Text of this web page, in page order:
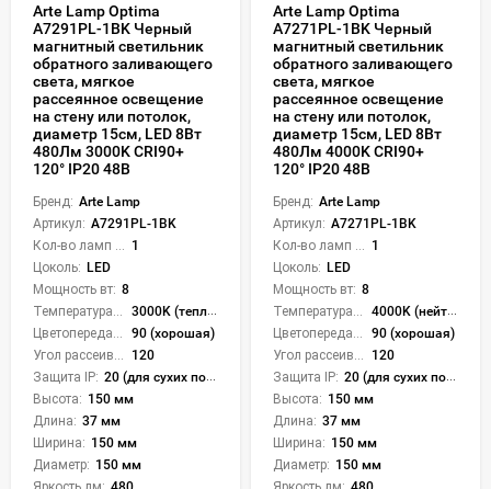
Arte Lamp Optima
A7291PL-1BK Черный
магнитный светильник
обратного заливающего
света, мягкое
рассеянное освещение
на стену или потолок,
диаметр 15см, LED 8Вт
480Лм 3000K CRI90+
120° IP20 48В
Бренд: Arte Lamp
Артикул: A7291PL-1BK
1
Цоколь: LED
Мощность вт: 8
3000K (теплый)
90 (хорошая)
120
Защита IP: 20 (для сухих пом.)
Высота: 150 мм
Длина: 37 мм
Ширина: 150 мм
Диаметр: 150 мм
Arte Lamp Optima
A7271PL-1BK Черный
магнитный светильник
обратного заливающего
света, мягкое
рассеянное освещение
на стену или потолок,
диаметр 15см, LED 8Вт
480Лм 4000K CRI90+
120° IP20 48В
Бренд: Arte Lamp
Артикул: A7271PL-1BK
1
Цоколь: LED
Мощность вт: 8
4000K (нейтральный)
90 (хорошая)
120
Защита IP: 20 (для сухих пом.)
Высота: 150 мм
Длина: 37 мм
Ширина: 150 мм
Диаметр: 150 мм